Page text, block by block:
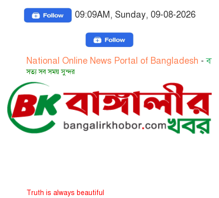
09:09AM, Sunday, 09-08-2026
Online News Portal of Bangladesh-বাংলাদেশের
সব সময় সুন্দর
is always beautiful